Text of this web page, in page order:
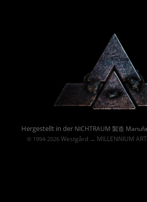
Hergestellt in der NICHTRAUM 製造
© 1994-2026 Westgård→ MILLENNIUM
Powered By :